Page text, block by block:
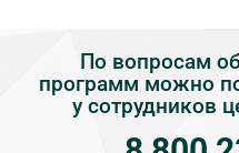
По вопросам
программ можно
у сотрудников